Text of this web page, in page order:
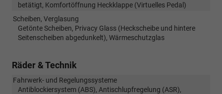
betätigt, Komfortöffnung Heckklappe (Virtuelles Pedal)
Scheiben, Verglasung
Getönte Scheiben, Privacy Glass (Heckscheibe und hintere
Seitenscheiben abgedunkelt), Wärmeschutzglas
Räder & Technik
Fahrwerk- und Regelungssysteme
Antiblockiersystem (ABS), Antischlupfregelung (ASR),